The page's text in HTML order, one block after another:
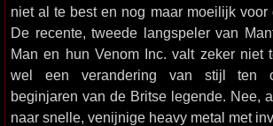
niet al te best en nog maar moeilijk voor
De recente, tweede langspeler van
Man en hun Venom Inc. valt zeker niet
wel een verandering van stijl ten
beginjaren van de Britse legende. Nee,
naar snelle, venijnige heavy metal met